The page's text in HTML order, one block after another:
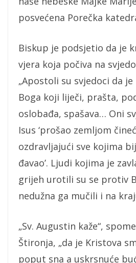
posvećena Porečka
Biskup je podsjetio da je
vjera koja počiva na
„Apostoli su svjedoci da
Boga koji liječi, prašta,
oslobađa, spašava… Oni
Isus ‘prošao zemljom
ozdravljajući sve kojima
đavao’. Ljudi kojima je
grijeh urotili su se protiv
nedužna ga mučili i na
„Sv. Augustin kaže“,
Štironja, „da je Kristova
poput sna a uskrsnuće